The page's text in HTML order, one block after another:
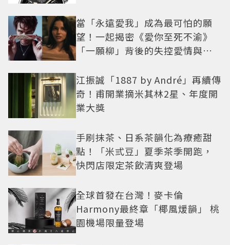
當「永遠愛我」成為最可怕的願
望！一起揭密《愛你至死不渝》
「一願柳」背後的失控愛情與爆
江振誠「1887 by André」再續傳
奇！甫開業摘米其林2星、年度開
業大獎
手刷抹茶、日系茶韻化為療癒甜
點！「米弎豆」夏季茶季開跑，
快閃店限定茶飲清爽登場
全球首發在台灣！麥卡倫
Harmony最終章「椰風煖韻」 桃
園機場限量登場